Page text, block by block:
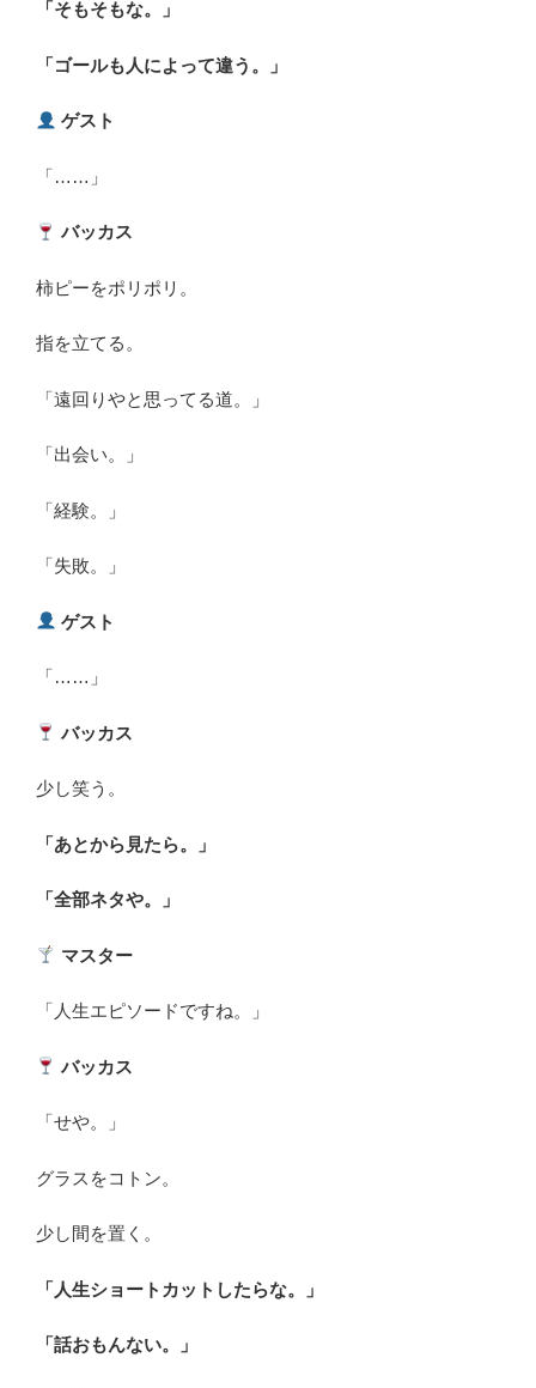
「そもそもな。」
「ゴールも人によって違う。」
ゲスト
「……」
バッカス
柿ピーをポリポリ。
指を立てる。
「遠回りやと思ってる道。」
「出会い。」
「経験。」
「失敗。」
ゲスト
「……」
バッカス
少し笑う。
「あとから見たら。」
「全部ネタや。」
マスター
「人生エピソードですね。」
バッカス
「せや。」
グラスをコトン。
少し間を置く。
「人生ショートカットしたらな。」
「話おもんない。」